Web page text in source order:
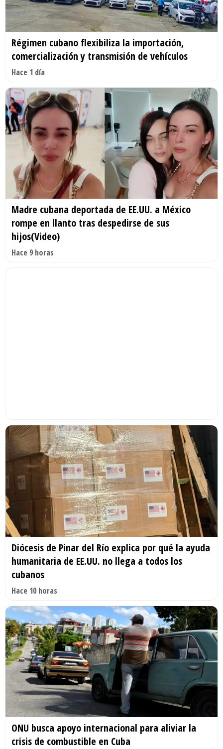
Régimen cubano flexibiliza la importación,
comercialización y transmisión de vehículos
Hace 1 día
Madre cubana deportada de EE.UU. a México
rompe en llanto tras despedirse de sus
hijos(Video)
Hace 9 horas
Diócesis de Pinar del Río explica por qué la ayuda
humanitaria de EE.UU. no llega a todos los
cubanos
Hace 10 horas
ONU busca apoyo internacional para aliviar la
crisis de combustible en Cuba